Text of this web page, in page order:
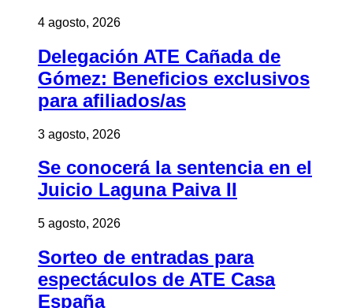
4 agosto, 2026
Delegación ATE Cañada de
Gómez: Beneficios exclusivos
para afiliados/as
3 agosto, 2026
Se conocerá la sentencia en el
Juicio Laguna Paiva II
5 agosto, 2026
Sorteo de entradas para
espectáculos de ATE Casa
España